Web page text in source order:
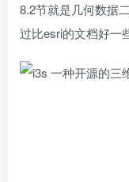
8.2节就是几何数据
过比esri的文档好一